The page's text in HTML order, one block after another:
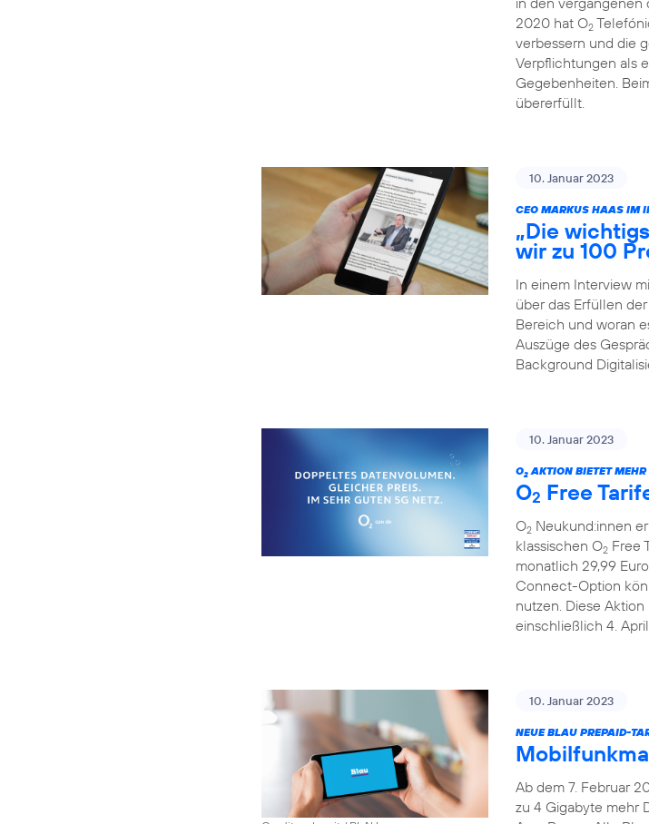
2020 hat O2
verbessern und die
Verpflichtungen als
Gegebenheiten.
übererfüllt.
10. Januar 2023
CEO MARKUS HAAS IM
„Die
wir zu 100
In einem Interview
über das Erfüllen
Bereich und woran
Auszüge des
Background
10. Januar 2023
O2 AKTION BIETET
O2 Free
O2 Neukund:innen
klassischen O2 Free
monatlich 29,99
Connect-Option
nutzen. Diese
einschließlich 4.
10. Januar 2023
NEUE BLAU PREPAID-
Ab dem 7. Februar
zu 4 Gigabyte mehr